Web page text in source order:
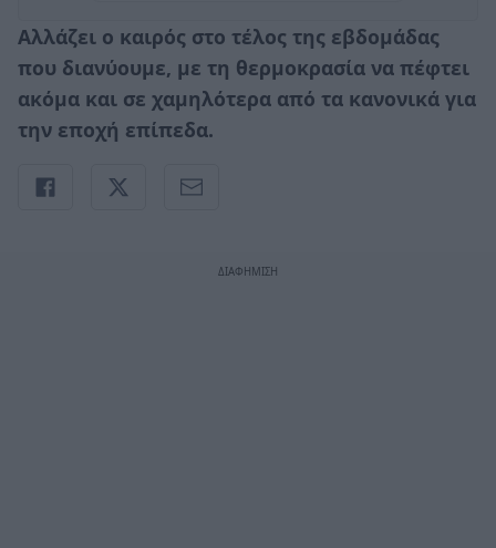
Αλλάζει ο καιρός στο τέλος της εβδομάδας
που διανύουμε, με τη θερμοκρασία να πέφτει
ακόμα και σε χαμηλότερα από τα κανονικά για
την εποχή επίπεδα.